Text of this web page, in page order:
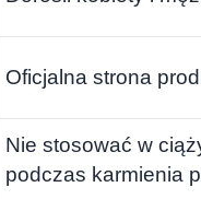
Oficjalna strona
Nie stosować w
podczas karmienia